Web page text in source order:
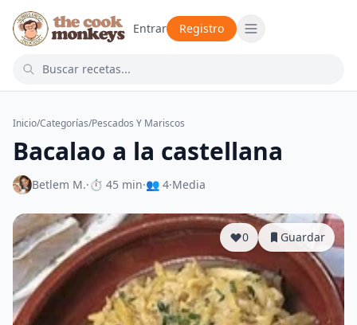
Entrar Registro
Inicio/Categorías/Pescados Y Mariscos
Bacalao a la castellana
Betlem M.·⏱ 45 min·👥 4·Media
0 Guardar